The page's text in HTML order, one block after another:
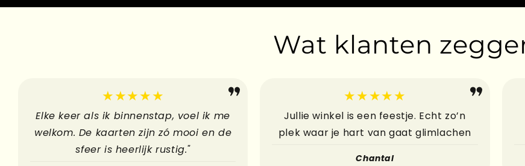
Wat klanten
★★★★★
Elke keer als ik binnenstap, voel ik me
welkom. De kaarten zijn zó mooi en de
sfeer is heerlijk rustig."
★★★★★
Jullie winkel is een feestje. Echt zo’n
plek waar je hart van gaat glimlachen
Chantal